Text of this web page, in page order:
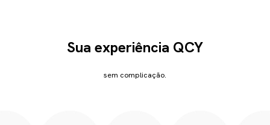
Sua experiência QCY
sem complicação.